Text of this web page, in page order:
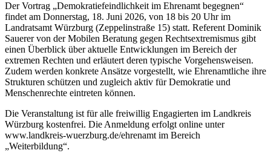
Der Vortrag „Demokratiefeindlichkeit im Ehrenamt begegnen“
findet am Donnerstag, 18. Juni 2026, von 18 bis 20 Uhr im
Landratsamt Würzburg (Zeppelinstraße 15) statt. Referent Dominik
Sauerer von der Mobilen Beratung gegen Rechtsextremismus gibt
einen Überblick über aktuelle Entwicklungen im Bereich der
extremen Rechten und erläutert deren typische Vorgehensweisen.
Zudem werden konkrete Ansätze vorgestellt, wie Ehrenamtliche ihre
Strukturen schützen und zugleich aktiv für Demokratie und
Menschenrechte eintreten können.
Die Veranstaltung ist für alle freiwillig Engagierten im Landkreis
Würzburg kostenfrei. Die Anmeldung erfolgt online unter
www.landkreis-wuerzburg.de/ehrenamt im Bereich
„Weiterbildung“.